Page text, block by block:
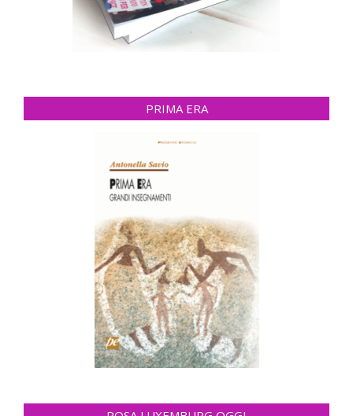
PRIMA ERA